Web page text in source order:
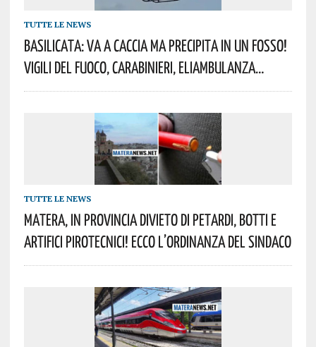
TUTTE LE NEWS
Basilicata: Va A Caccia Ma Precipita In Un Fosso!
Vigili Del Fuoco, Carabinieri, Eliambulanza…
TUTTE LE NEWS
Matera, In Provincia Divieto Di Petardi, Botti E
Artifici Pirotecnici! Ecco L’ordinanza Del Sindaco